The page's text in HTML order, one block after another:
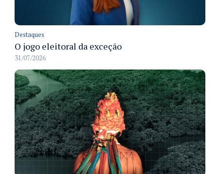
Destaques
O jogo eleitoral da exceção
31/07/2026